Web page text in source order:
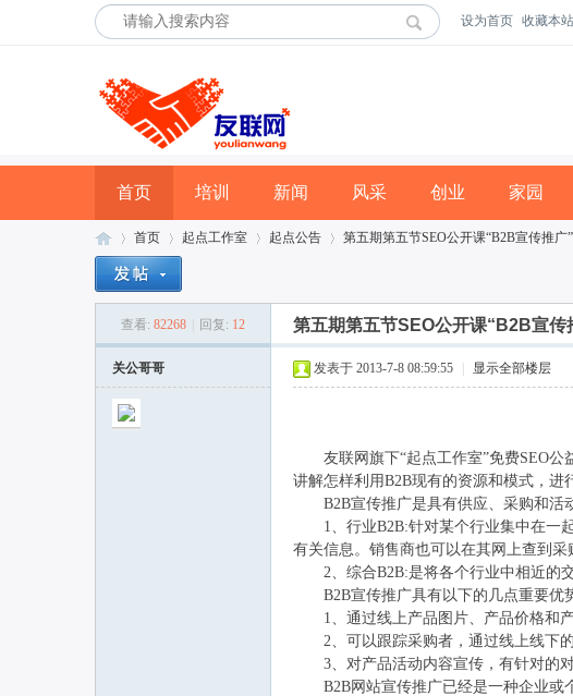
设为首页 收藏本站
首页 培训 新闻 风采 创业 家园
首页
›
起点工作室 起点公告
›
第五期第五节SEO公开课“B2B宣传推广”
查看: 82268 回复: 12 第五期第五节SEO公开课“B2B宣传
关公哥哥 发表于 2013-7-8 08:59:55 显示全部楼层
友联网旗下“起点工作室”免费SEO公益
讲解怎样利用B2B现有的资源和模式，进
B2B宣传推广是具有供应、采购和活动
1、行业B2B:针对某个行业集中在一起
有关信息。销售商也可以在其网上查到采
2、综合B2B:是将各个行业中相近的交
B2B宣传推广具有以下的几点重要优
1、通过线上产品图片、产品价格和产
2、可以跟踪采购者，通过线上线下的
3、对产品活动内容宣传，有针对的对
B2B网站宣传推广已经是一种企业或个